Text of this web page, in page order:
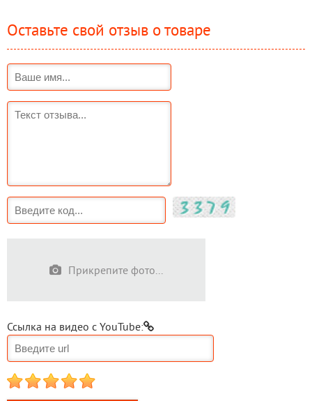
Оставьте свой отзыв о товаре
Прикрепите фото...
Ссылка на видео с YouTube:
1 2 3 4 5